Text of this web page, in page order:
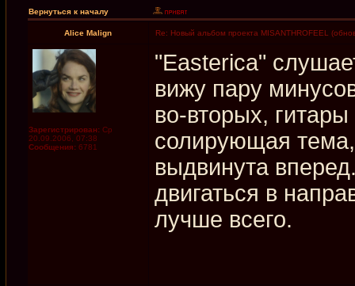
Вернуться к началу
Alice Malign Re: Новый альбом проекта MISANTHROFEEL
Зарегистрирован: Ср
20.09.2006, 07:38
Сообщения: 6781
"Easterica"
вижу пару
во-вторых,
солирующая
выдвинута
двигаться в
лучше всего.